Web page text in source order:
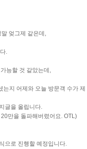
엊그제 같은데,
.
능할 것 같았는데,
는지 어제와 오늘 방문객 수가
글을 올립니다.
만을 돌파해버렸어요. OTL)
으로 진행할 예정입니다.